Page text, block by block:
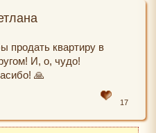
продать квартиру в
И, о, чудо!
🙏
17